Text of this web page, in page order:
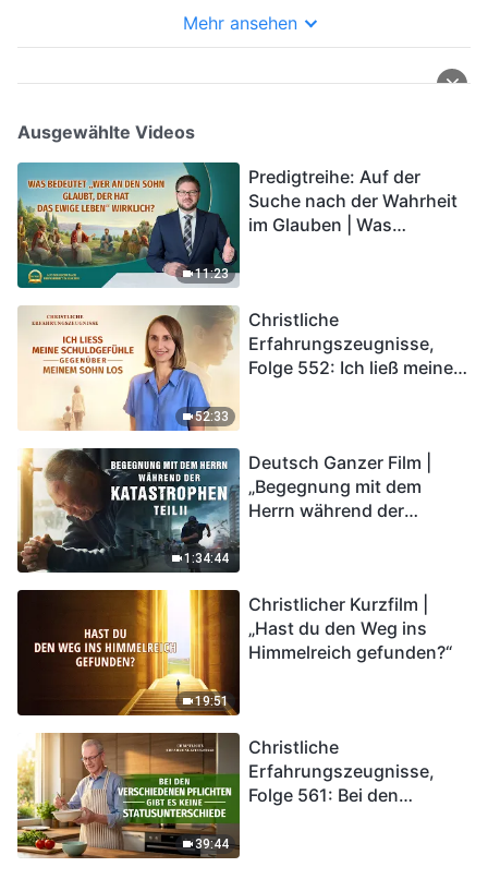
Mehr ansehen
Ausgewählte Videos
11:23
Predigtreihe: Auf der
Suche nach der Wahrheit
im Glauben | Was
52:33
Christliche
Erfahrungszeugnisse,
Folge 552: Ich ließ meine
1:34:44
Deutsch Ganzer Film |
„Begegnung mit dem
Herrn während der
in das Königreich Gottes
eintreten?
19:51
Christlicher Kurzfilm |
„Hast du den Weg ins
Himmelreich gefunden?“
39:44
Christliche
Erfahrungszeugnisse,
Folge 561: Bei den